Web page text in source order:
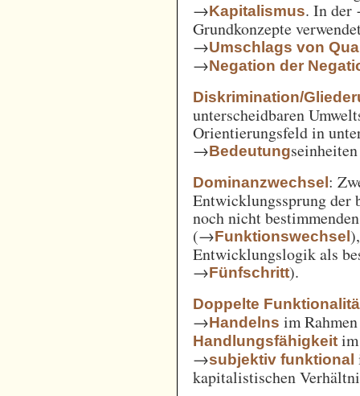
→Kapitalismus. In
Grundkonzepte
→Umschlags von
→Negation der
Diskrimination/
unterscheidbaren
Orientierungsfeld in
→Bedeutung
Dominanzwechsel:
Entwicklungssprung der
noch nicht
(→Funktionswechsel
Entwicklungslogik als
→Fünfschritt).
Doppelte
→Handelns im
Handlungsfähigkeit
→subjektiv funktional
kapitalistischen